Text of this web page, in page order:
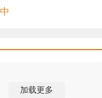
加载更多